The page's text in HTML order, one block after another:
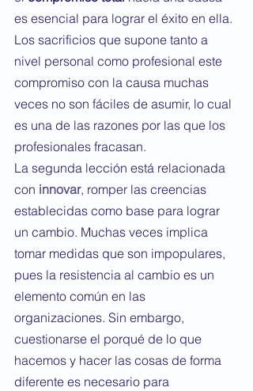
es esencial para lograr el éxito en ella.
Los sacrificios que supone tanto a
nivel personal como profesional este
compromiso con la causa muchas
veces no son fáciles de asumir, lo cual
es una de las razones por las que los
profesionales fracasan.
La segunda lección está relacionada
con innovar, romper las creencias
establecidas como base para lograr
un cambio. Muchas veces implica
tomar medidas que son impopulares,
pues la resistencia al cambio es un
elemento común en las
organizaciones. Sin embargo,
cuestionarse el porqué de lo que
hacemos y hacer las cosas de forma
diferente es necesario para